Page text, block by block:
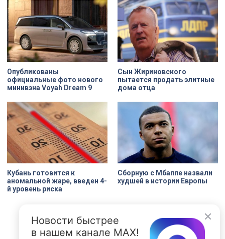
должен полностью выполнить все
обязательства. Как
восстанавливают яркий пример
деревянного модерна и почему
эта история уникальна?
Опубликованы
официальные фото нового
минивэна Voyah Dream 9
Сын Жириновского
пытается продать элитные
дома отца
Кубань готовится к
аномальной жаре, введен 4-
й уровень риска
Сборную с Мбаппе назвали
худшей в истории Европы
Новости быстрее
в нашем канале MAX!